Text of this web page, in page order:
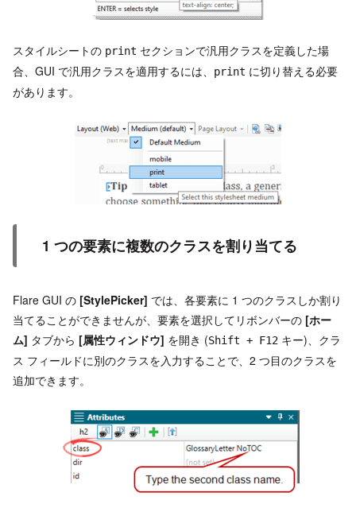
スタイルシートの print セクションで汎用クラスを定義した場
合、GUI で汎用クラスを適用するには、
print に切り替える必要
があります。
1 つの要素に複数のクラスを割り当てる
Flare GUI の [StylePicker] では、各要素に 1 つのクラスしか割り
当てることができませんが、要素を選択してリボンバーの [ホー
ム] タブから [属性ウィンドウ] を開き (Shift + F12 キー)、クラ
ス フィールドに別のクラスを入力することで、2 つ目のクラスを
追加できます。